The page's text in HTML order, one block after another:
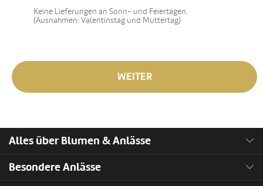
Keine Lieferungen an Sonn- und Feiertagen.
(Ausnahmen: Valentinstag und Muttertag)
WEITER
Alles über Blumen & Anlässe
Besondere Anlässe